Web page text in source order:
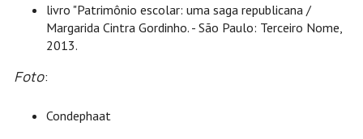
livro "Patrimônio escolar: uma saga republicana /
Margarida Cintra Gordinho. - São Paulo: Terceiro Nome,
2013.
Foto:
Condephaat